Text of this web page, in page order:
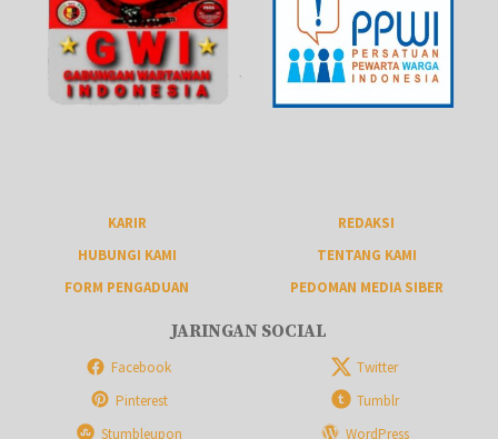
KARIR
REDAKSI
HUBUNGI KAMI
TENTANG KAMI
FORM PENGADUAN
PEDOMAN MEDIA SIBER
JARINGAN SOCIAL
Facebook
Twitter
Pinterest
Tumblr
Stumbleupon
WordPress